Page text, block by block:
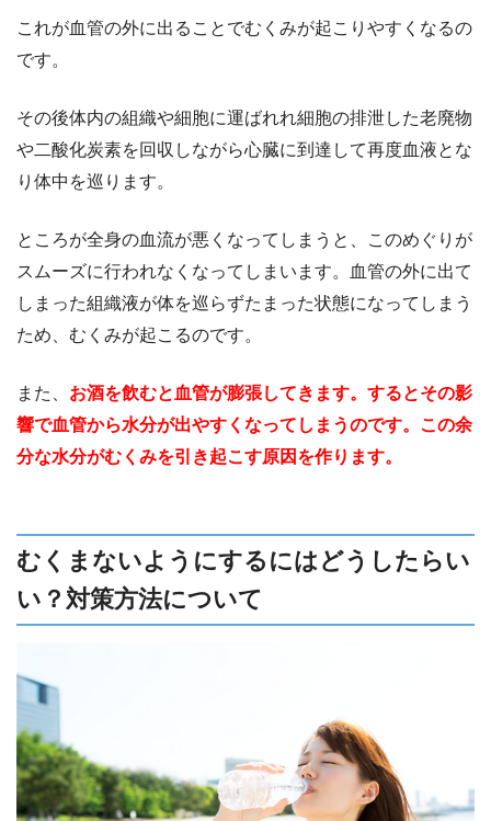
これが血管の外に出ることでむくみが起こりやすくなるの
です。
その後体内の組織や細胞に運ばれれ細胞の排泄した老廃物
や二酸化炭素を回収しながら心臓に到達して再度血液とな
り体中を巡ります。
ところが全身の血流が悪くなってしまうと、このめぐりが
スムーズに行われなくなってしまいます。血管の外に出て
しまった組織液が体を巡らずたまった状態になってしまう
ため、むくみが起こるのです。
また、 お酒を飲むと血管が膨張してきます。するとその影
響で血管から水分が出やすくなってしまうのです。この余
分な水分がむくみを引き起こす原因を作ります。
むくまないようにするにはどうしたらい
い？対策方法について